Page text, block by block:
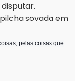
sovada em
pelas coisas que